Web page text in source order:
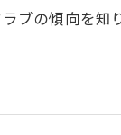
ブの傾向を知